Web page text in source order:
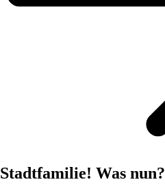
Stadtfamilie! Was nun?